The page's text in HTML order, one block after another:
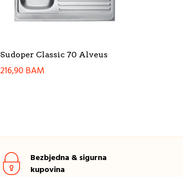
Sudoper Classic 70 Alveus
216,90BAM
Bezbjedna & sigurna
kupovina